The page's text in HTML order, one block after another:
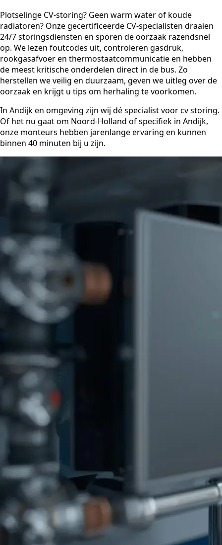
Plotselinge CV-storing? Geen warm water of koude
radiatoren? Onze gecertificeerde CV-specialisten draaien
24/7 storingsdiensten en sporen de oorzaak razendsnel
op. We lezen foutcodes uit, controleren gasdruk,
rookgasafvoer en thermostaatcommunicatie en hebben
de meest kritische onderdelen direct in de bus. Zo
herstellen we veilig en duurzaam, geven we uitleg over de
oorzaak en krijgt u tips om herhaling te voorkomen.
In Andijk en omgeving zijn wij dé specialist voor cv storing.
Of het nu gaat om Noord-Holland of specifiek in Andijk,
onze monteurs hebben jarenlange ervaring en kunnen
binnen 40 minuten bij u zijn.